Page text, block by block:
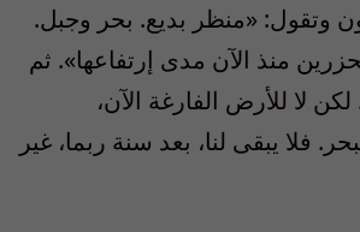
وتقول: «منظر بديع. بحر وجبل.
منذ الآن مدى إرتفاعها». ثم
لا للأرض الفارغة الآن،
فلا يبقى لنا، بعد سنة ربما، غير